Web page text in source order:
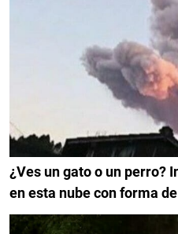
¿Ves un gato o un perro?
en esta nube con forma